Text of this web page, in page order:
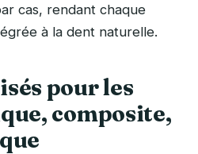
cas, rendant chaque
à la dent naturelle.
pour les
composite,